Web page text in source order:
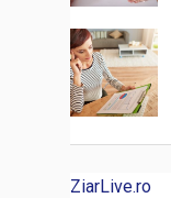
ZiarLive.ro